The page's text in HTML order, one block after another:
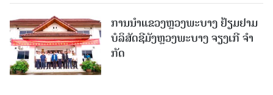
ການນຳແຂວງຫຼວງພະບາງ ຢ້ຽມ​ຢາມ
ບໍ​ລິ​ສັດຊີມັງຫຼວງພະບາງ ຈຽງເກີ ຈໍາ
ກັດ